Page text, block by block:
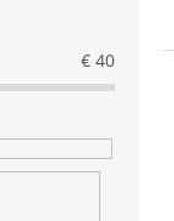
€ 40